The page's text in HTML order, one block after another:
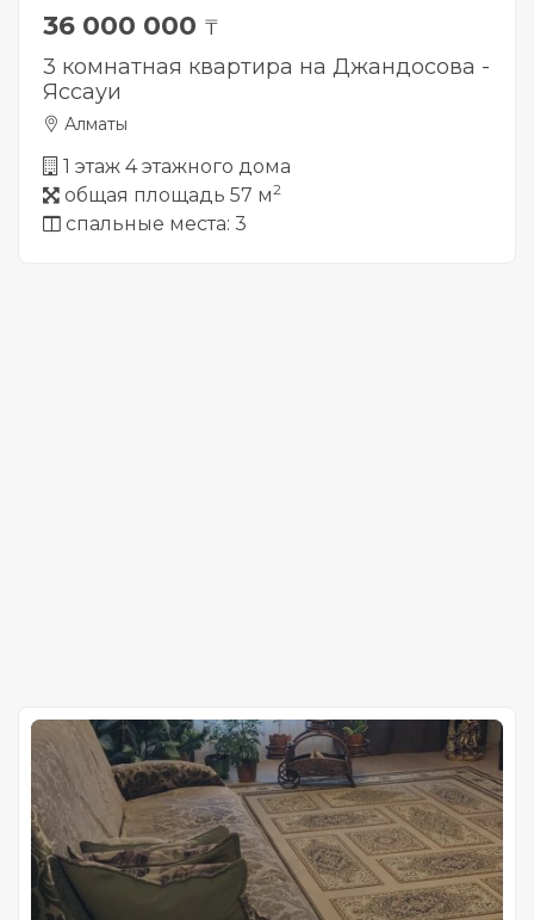
36 000 000 ₸
3 комнатная квартира на Джандосова -
Яссауи
Алматы
1 этаж 4 этажного дома
общая площадь 57 м2
спальные места: 3